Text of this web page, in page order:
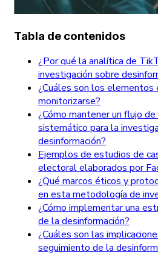
Tabla de contenidos
¿Por qué la analítica de
investigación sobre
¿Cuáles son los elementos
monitorizarse?
¿Cómo mantener un flujo
sistemático para la
desinformación?
Ejemplos de estudios de
electoral elaborados por
¿Qué marcos éticos y
en esta metodología de
¿Cómo implementar una
de la desinformación?
¿Cuáles son las
seguimiento de la